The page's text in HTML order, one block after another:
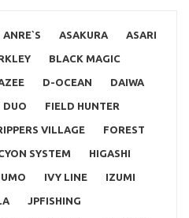
ANRE`S ASAKURA ASARI
BLACK MAGIC
D-OCEAN DAIWA
DUO FIELD HUNTER
VILLAGE FOREST
SYSTEM HIGASHI
IVY LINE IZUMI
JPFISHING